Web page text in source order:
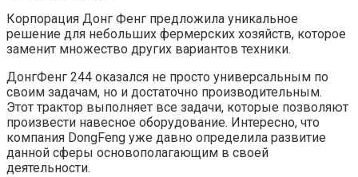
Корпорация Донг Фенг предложила уникальное
решение для небольших фермерских хозяйств, которое
заменит множество других вариантов техники.
ДонгФенг 244 оказался не просто универсальным по
своим задачам, но и достаточно производительным.
Этот трактор выполняет все задачи, которые позволяют
произвести навесное оборудование. Интересно, что
компания DongFeng уже давно определила развитие
данной сферы основополагающим в своей
деятельности.